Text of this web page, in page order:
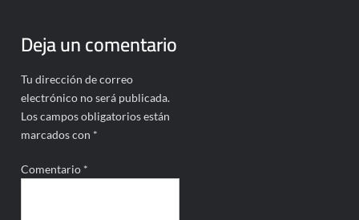
Deja un comentario
Tu dirección de correo
electrónico no será publicada.
Los campos obligatorios están
marcados con *
Comentario *